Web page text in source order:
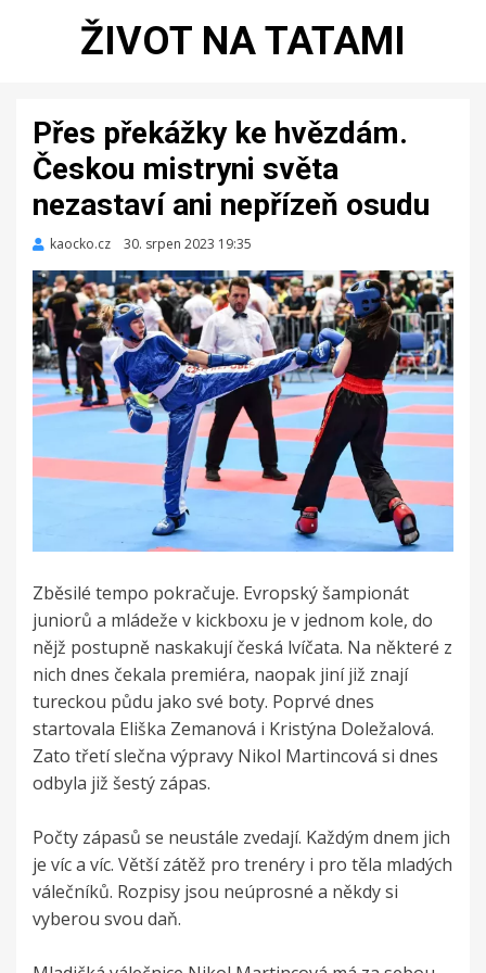
ŽIVOT NA TATAMI
Přes překážky ke hvězdám.
Českou mistryni světa
nezastaví ani nepřízeň osudu
kaocko.cz
Zveřejněno
30. srpen 2023 19:35
Zběsilé tempo pokračuje. Evropský šampionát
juniorů a mládeže v kickboxu je v jednom kole, do
nějž postupně naskakují česká lvíčata. Na některé z
nich dnes čekala premiéra, naopak jiní již znají
tureckou půdu jako své boty. Poprvé dnes
startovala Eliška Zemanová i Kristýna Doležalová.
Zato třetí slečna výpravy Nikol Martincová si dnes
odbyla již šestý zápas.
Počty zápasů se neustále zvedají. Každým dnem jich
je víc a víc. Větší zátěž pro trenéry i pro těla mladých
válečníků. Rozpisy jsou neúprosné a někdy si
vyberou svou daň.